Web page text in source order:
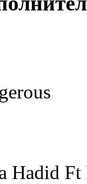
Hadid Ft